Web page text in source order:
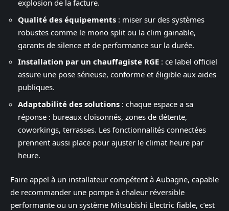
explosion de la facture.
Qualité des équipements : miser sur des systèmes
robustes comme le mono split ou la clim gainable,
garants de silence et de performance sur la durée.
Installation par un chauffagiste RGE : ce label officiel
assure une pose sérieuse, conforme et éligible aux aides
publiques.
Adaptabilité des solutions : chaque espace a sa
réponse : bureaux cloisonnés, zones de détente,
coworkings, terrasses. Les fonctionnalités connectées
prennent aussi place pour ajuster le climat heure par
heure.
Faire appel à un installateur compétent à Aubagne, capable
de recommander une pompe à chaleur réversible
performante ou un système Mitsubishi Electric fiable, c’est